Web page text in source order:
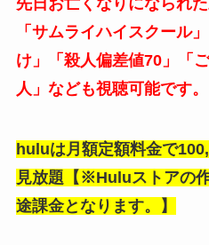
「サムライハイスクール
け」「殺人偏差値70」「
人」なども視聴可能です。
huluは月額定額料金で
見放題【※Huluストアの
途課金となります。】